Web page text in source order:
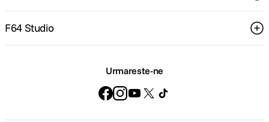
F64 Studio
Urmareste-ne